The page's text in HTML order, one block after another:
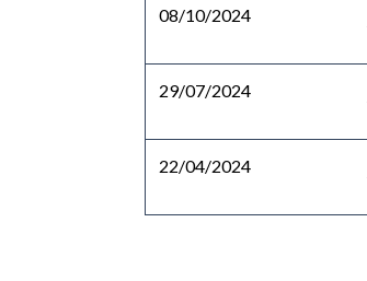
08/10/2024
29/07/2024
22/04/2024